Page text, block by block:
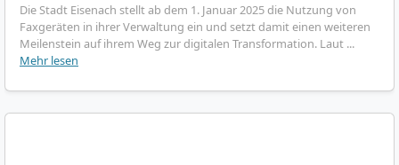
Die Stadt Eisenach stellt ab dem 1. Januar 2025 die Nutzung von
Faxgeräten in ihrer Verwaltung ein und setzt damit einen weiteren
Meilenstein auf ihrem Weg zur digitalen Transformation. Laut ...
Mehr lesen